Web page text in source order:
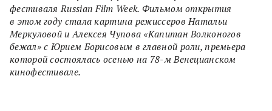
фестиваля Russian Film Week. Фильмом открытия
в этом году стала картина режиссеров Натальи
Меркуловой и Алексея Чупова «Капитан Волконогов
бежал» с Юрием Борисовым в главной роли, премьера
которой состоялась осенью на 78-м Венецианском
кинофестивале.